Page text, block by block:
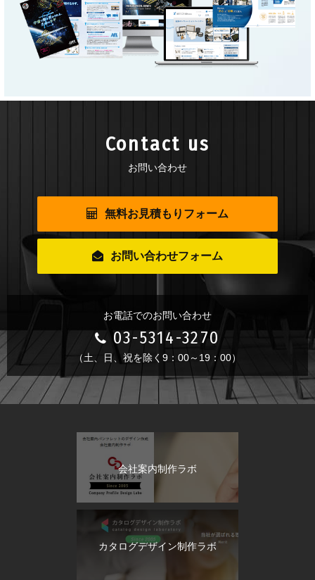
Contact us
お問い合わせ
無料お見積もりフォーム
お問い合わせフォーム
お電話でのお問い合わせ
03-5314-3270
（土、日、祝を除く9：00～19：00）
会社案内制作ラボ
カタログデザイン制作ラボ